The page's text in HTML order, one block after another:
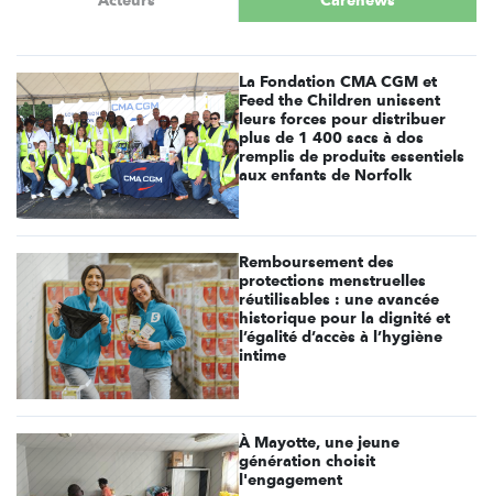
La Fondation CMA CGM et
Feed the Children unissent
leurs forces pour distribuer
plus de 1 400 sacs à dos
remplis de produits essentiels
aux enfants de Norfolk
Remboursement des
protections menstruelles
réutilisables : une avancée
historique pour la dignité et
l’égalité d’accès à l’hygiène
intime
À Mayotte, une jeune
génération choisit
l'engagement